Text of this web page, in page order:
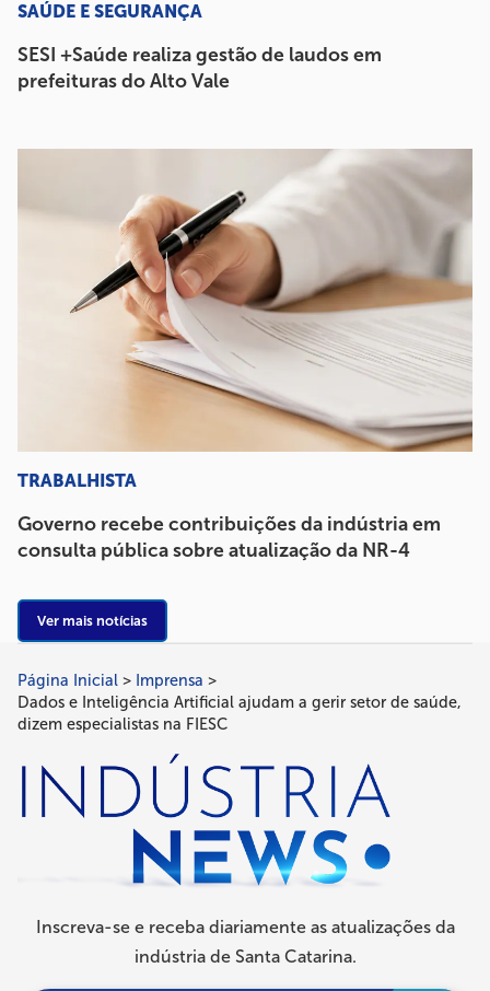
SAÚDE E SEGURANÇA
SESI +Saúde realiza gestão de laudos em
prefeituras do Alto Vale
TRABALHISTA
Governo recebe contribuições da indústria em
consulta pública sobre atualização da NR-4
Ver mais notícias
Trilha
de
navegação
Página Inicial
Imprensa
Dados e Inteligência Artificial ajudam a gerir setor de saúde,
dizem especialistas na FIESC
Inscreva-se e receba diariamente as atualizações da
indústria de Santa Catarina.